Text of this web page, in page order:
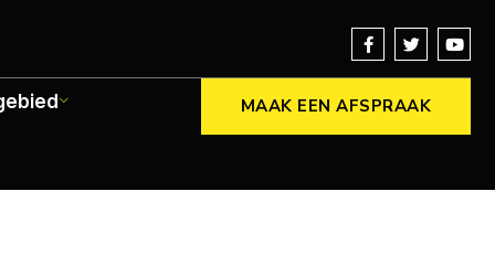
MAAK EEN AFSPRAAK